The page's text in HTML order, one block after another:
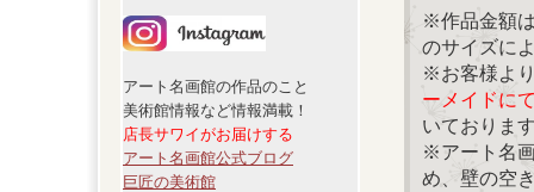
アート名画館の作品のこと
美術館情報など情報満載！
店長サワイがお届けする
アート名画館公式ブログ
巨匠の美術館
※作品金額
のサイズに
※お客様よ
ーメイドに
いておりま
※アート名
め、壁の空